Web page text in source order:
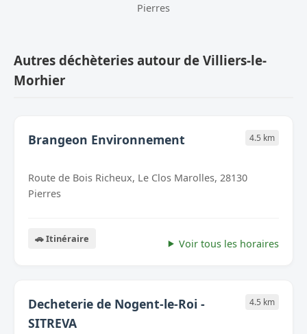
Pierres
Autres déchèteries autour de Villiers-le-
Morhier
Brangeon Environnement 4.5 km
Route de Bois Richeux, Le Clos Marolles, 28130
Pierres
🚗 Itinéraire Voir tous les horaires
Decheterie de Nogent-le-Roi -
SITREVA
4.5 km